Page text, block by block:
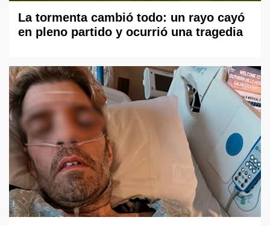
La tormenta cambió todo: un rayo cayó
en pleno partido y ocurrió una tragedia